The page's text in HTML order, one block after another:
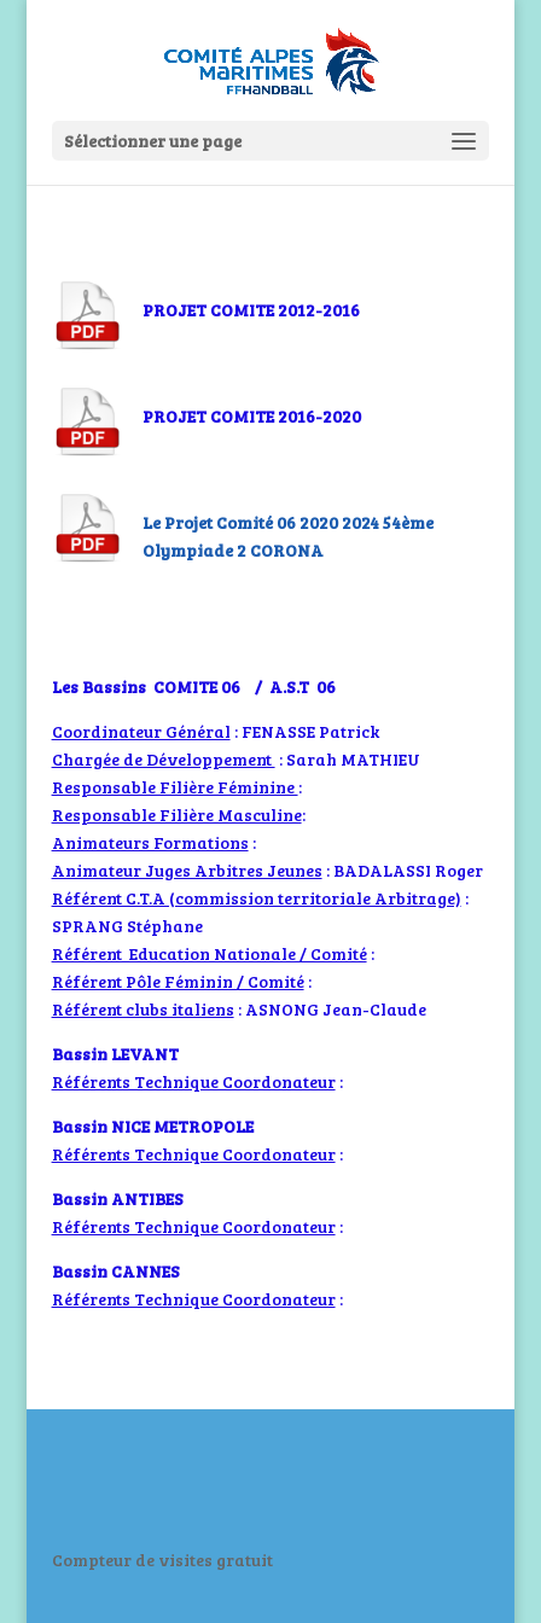
Sélectionner une page
PROJET COMITE 2012-2016
PROJET COMITE 2016-2020
Le Projet Comité 06 2020 2024 54ème
Olympiade 2 CORONA
Les Bassins COMITE 06 / A.S.T 06
Coordinateur Général : FENASSE Patrick
Chargée de Développement : Sarah MATHIEU
Responsable Filière Féminine :
Responsable Filière Masculine:
Animateurs Formations :
Animateur Juges Arbitres Jeunes : BADALASSI Roger
Référent C.T.A (commission territoriale Arbitrage) :
SPRANG Stéphane
Référent Education Nationale / Comité:
Référent Pôle Féminin / Comité:
Référent clubs italiens : ASNONG Jean-Claude
Bassin LEVANT
Référents Technique Coordonateur:
Bassin NICE METROPOLE
Référents Technique Coordonateur:
Bassin ANTIBES
Référents Technique Coordonateur:
Bassin CANNES
Référents Technique Coordonateur:
Compteur de visites gratuit